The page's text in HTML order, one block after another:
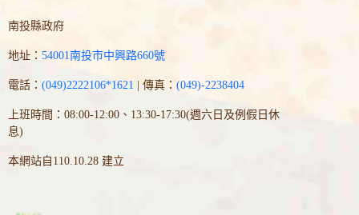
南投縣政府
地址： 54001南投市中興路660號
電話： (049)2222106*1621 | 傳真： (049)-2238404
上班時間：08:00-12:00、13:30-17:30(週六日及例假日休
息)
本網站自110.10.28 建立